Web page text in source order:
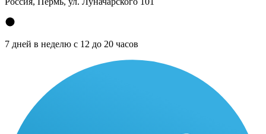
7 дней в неделю с 12 до 20 часов